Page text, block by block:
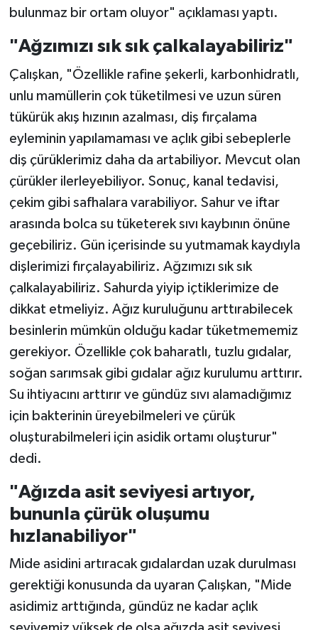
bulunmaz bir ortam oluyor" açıklaması yaptı.
"Ağzımızı sık sık çalkalayabiliriz"
Çalışkan, "Özellikle rafine şekerli, karbonhidratlı,
unlu mamüllerin çok tüketilmesi ve uzun süren
tükürük akış hızının azalması, diş fırçalama
eyleminin yapılamaması ve açlık gibi sebeplerle
diş çürüklerimiz daha da artabiliyor. Mevcut olan
çürükler ilerleyebiliyor. Sonuç, kanal tedavisi,
çekim gibi safhalara varabiliyor. Sahur ve iftar
arasında bolca su tüketerek sıvı kaybının önüne
geçebiliriz. Gün içerisinde su yutmamak kaydıyla
dişlerimizi fırçalayabiliriz. Ağzımızı sık sık
çalkalayabiliriz. Sahurda yiyip içtiklerimize de
dikkat etmeliyiz. Ağız kuruluğunu arttırabilecek
besinlerin mümkün olduğu kadar tüketmememiz
gerekiyor. Özellikle çok baharatlı, tuzlu gıdalar,
soğan sarımsak gibi gıdalar ağız kurulumu arttırır.
Su ihtiyacını arttırır ve gündüz sıvı alamadığımız
için bakterinin üreyebilmeleri ve çürük
oluşturabilmeleri için asidik ortamı oluşturur"
dedi.
"Ağızda asit seviyesi artıyor,
bununla çürük oluşumu
hızlanabiliyor"
Mide asidini artıracak gıdalardan uzak durulması
gerektiği konusunda da uyaran Çalışkan, "Mide
asidimiz arttığında, gündüz ne kadar açlık